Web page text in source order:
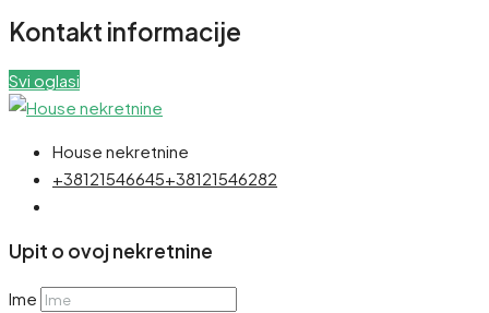
Kontakt informacije
Svi oglasi
House nekretnine
+38121546645+38121546282
Upit o ovoj nekretnine
Ime